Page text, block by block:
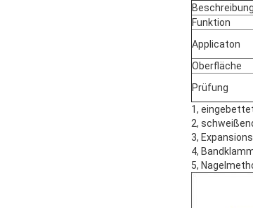
Beschreibung
Funktion
Applicaton
Oberfläche
Prüfung
1,
2,
3,
4,
5,